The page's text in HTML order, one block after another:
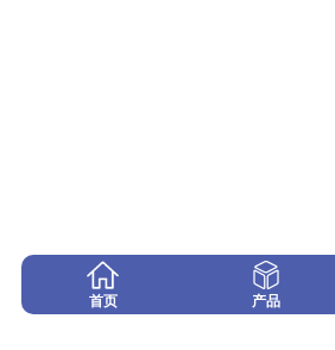
首页 产品